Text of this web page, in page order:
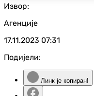
Извор:
Агенције
17.11.2023 07:31
Подијели:
Линк је копиран!